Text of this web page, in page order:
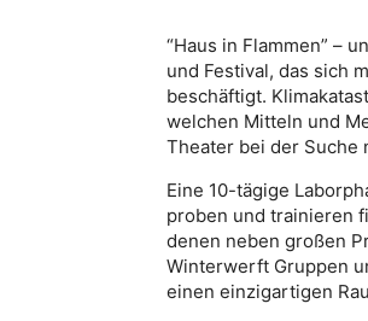
“Haus in Flammen” –
und Festival, das sich
beschäftigt.
welchen Mitteln und
Theater bei der Suche
Eine 10-tägige
proben und trainieren
denen neben großen
Winterwerft Gruppen
einen einzigartigen